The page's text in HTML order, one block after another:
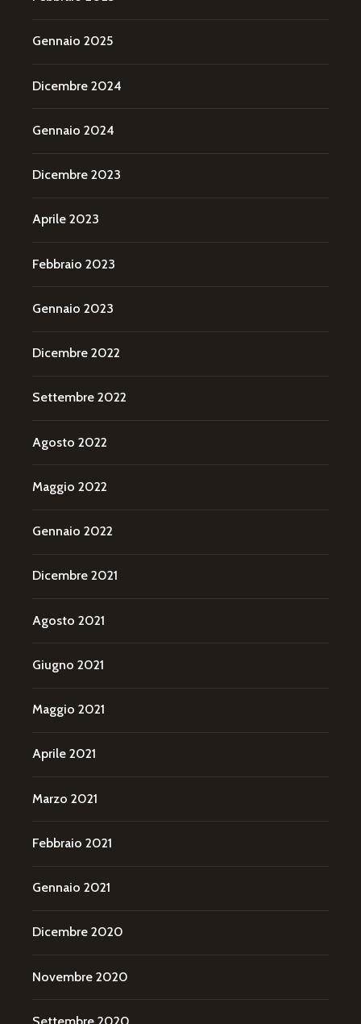
Gennaio 2025
Dicembre 2024
Gennaio 2024
Dicembre 2023
Aprile 2023
Febbraio 2023
Gennaio 2023
Dicembre 2022
Settembre 2022
Agosto 2022
Maggio 2022
Gennaio 2022
Dicembre 2021
Agosto 2021
Giugno 2021
Maggio 2021
Aprile 2021
Marzo 2021
Febbraio 2021
Gennaio 2021
Dicembre 2020
Novembre 2020